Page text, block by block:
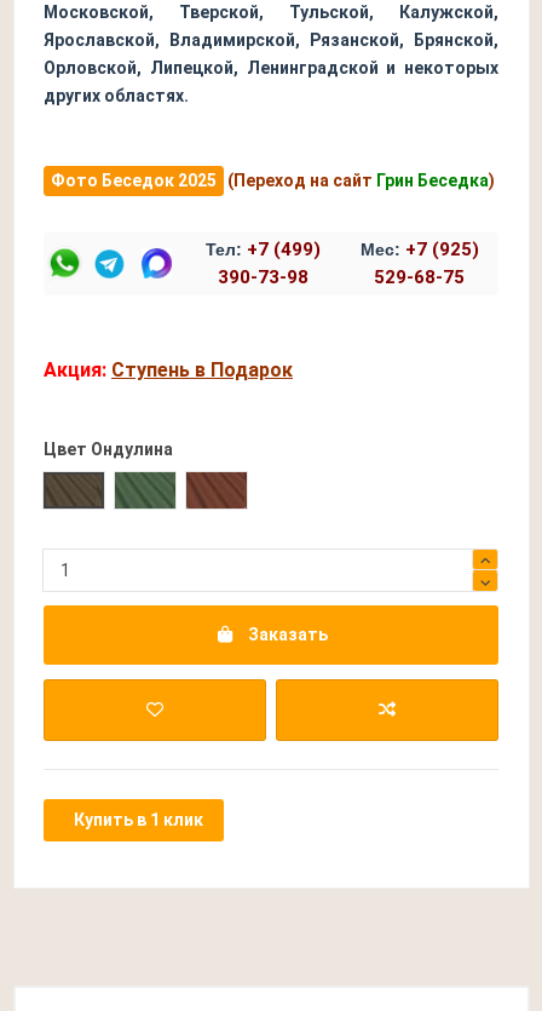
Московской, Тверской, Тульской, Калужской,
Ярославской, Владимирской, Рязанской, Брянской,
Орловской, Липецкой, Ленинградской и некоторых
других областях.
Фото Беседок 2025 (Переход на сайт Грин Беседка)
Тел: +7 (499)
390-73-98
Мес: +7 (925)
529-68-75
Акция: Ступень в Подарок
Цвет Ондулина
Коричневый Ондулин
Зеленый ОндулинБордовый Ондулин
Заказать
Купить в 1 клик